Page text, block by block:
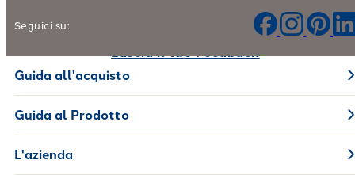
Aiutaci a migliorare i nostri prodotti e il nostro servizio
Seguici su:
Guida all'acquisto
Guida al Prodotto
L'azienda